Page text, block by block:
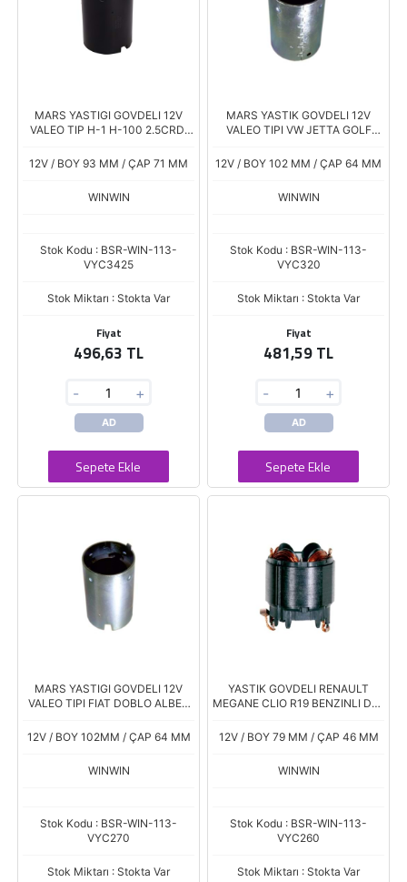
MARS YASTIGI GOVDELI 12V
VALEO TIP H-1 H-100 2.5CRDi
3424 Boy.93 Çap.71 6 K
12V / BOY 93 MM / ÇAP 71 MM
WINWIN
Stok Kodu : BSR-WIN-113-
VYC3425
Stok Miktarı : Stokta Var
Fiyat
496,63 TL
- +
AD
Sepete Ekle
MARS YASTIK GOVDELI 12V
VALEO TIPI VW JETTA GOLF
OCTAVIA FABIA TERS DONUSLU
12V / BOY 102 MM / ÇAP 64 MM
WINWIN
Stok Kodu : BSR-WIN-113-
VYC320
Stok Miktarı : Stokta Var
Fiyat
481,59 TL
- +
AD
Sepete Ekle
MARS YASTIGI GOVDELI 12V
VALEO TIPI FIAT DOBLO ALBEA
12V / BOY 102MM / ÇAP 64 MM
WINWIN
Stok Kodu : BSR-WIN-113-
VYC270
Stok Miktarı : Stokta Var
YASTIK GOVDELI RENAULT
MEGANE CLIO R19 BENZINLI D7E
12V / BOY 79 MM / ÇAP 46 MM
WINWIN
Stok Kodu : BSR-WIN-113-
VYC260
Stok Miktarı : Stokta Var